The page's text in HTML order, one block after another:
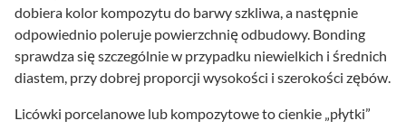
dobiera kolor kompozytu do barwy szkliwa, a następnie
odpowiednio poleruje powierzchnię odbudowy. Bonding
sprawdza się szczególnie w przypadku niewielkich i średnich
diastem, przy dobrej proporcji wysokości i szerokości zębów.
Licówki porcelanowe lub kompozytowe to cienkie „płytki”